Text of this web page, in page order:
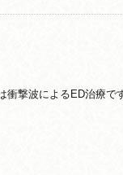
撃波によるED治療で